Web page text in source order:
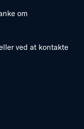
om
ved at kontakte